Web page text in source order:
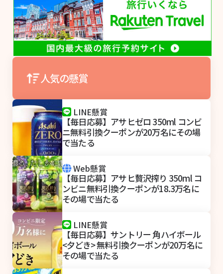
人気の懸賞
LINE懸賞
【毎日応募】アサヒゼロ 350ml コンビ
ニ無料引換クーポンが20万名にその場
で当たる
Web懸賞
【毎日応募】アサヒ贅沢搾り 350ml コ
ンビニ無料引換クーポンが18.3万名に
その場で当たる
LINE懸賞
【毎日応募】サントリー 角ハイボール
<夕どき> 無料引換クーポンが20万名に
その場で当たる